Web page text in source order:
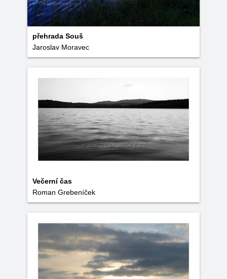
přehrada Souš
Jaroslav Moravec
Večerní čas
Roman Grebeníček